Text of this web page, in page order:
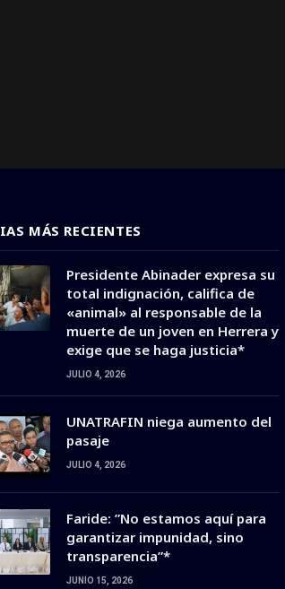
MÁS RECIENTES
Presidente Abinader expresa su
total indignación, califica de
«animal» al responsable de la
muerte de un joven en Herrera y
exige que se haga justicia*
JULIO 4, 2026
UNATRAFIN niega aumento del
pasaje
JULIO 4, 2026
Faride: ”No estamos aquí para
garantizar impunidad, sino
transparencia”*
JUNIO 15, 2026